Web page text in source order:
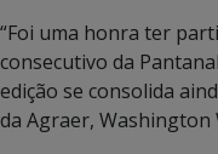
“Foi uma honra ter
consecutivo da
edição se consolida
da Agraer, Washington